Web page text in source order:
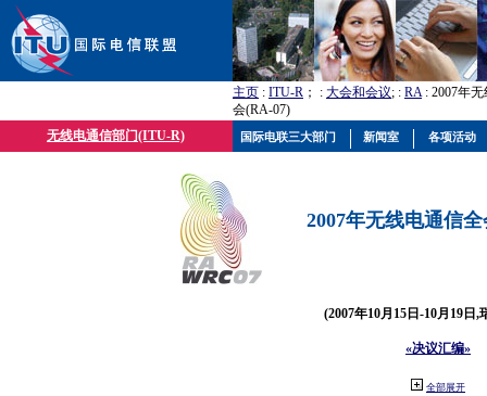
主页 : ITU-R ； : 大会和会议; : RA: 2007年
会(RA-07)
无线电通信部门(ITU-R)
2007年无线电通信
(2007年10月15日-10月19日,
«决议汇编»
全部展开
国际电联三大部门 新闻室 各项活动